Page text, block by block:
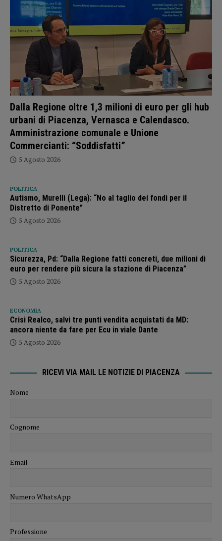
Dalla Regione oltre 1,3 milioni di euro per gli hub
urbani di Piacenza, Vernasca e Calendasco.
Amministrazione comunale e Unione
Commercianti: “Soddisfatti”
5 Agosto 2026
POLITICA
Autismo, Murelli (Lega): “No al taglio dei fondi per il
Distretto di Ponente”
5 Agosto 2026
POLITICA
Sicurezza, Pd: “Dalla Regione fatti concreti, due milioni di
euro per rendere più sicura la stazione di Piacenza”
5 Agosto 2026
ECONOMIA
Crisi Realco, salvi tre punti vendita acquistati da MD:
ancora niente da fare per Ecu in viale Dante
5 Agosto 2026
RICEVI VIA MAIL LE NOTIZIE DI PIACENZA
Nome
Cognome
Email
Numero WhatsApp
Professione